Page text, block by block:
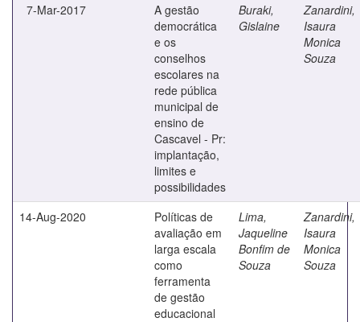
7-Mar-2017
A gestão
democrática
e os
conselhos
escolares na
rede pública
municipal de
ensino de
Cascavel - Pr:
implantação,
limites e
possibilidades
Buraki,
Gislaine
Zanardini,
Isaura
Monica
Souza
14-Aug-2020
Políticas de
avaliação em
larga escala
como
ferramenta
de gestão
educacional
Lima,
Jaqueline
Bonfim de
Souza
Zanardini,
Isaura
Monica
Souza